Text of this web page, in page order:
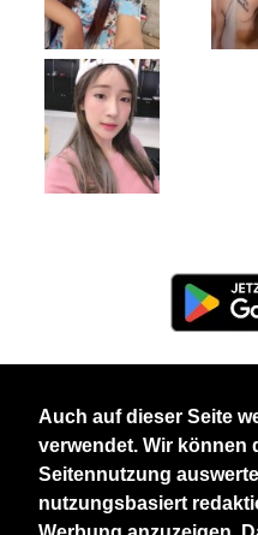
Auch auf dieser Seite
verwendet. Wir können
Seitennutzung
nutzungsbasiert
Datenschutzerklärung
Nehmen Sie Kontakt